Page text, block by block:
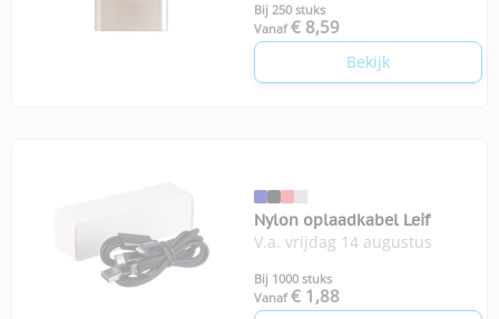
Bij 250 stuks
Vanaf € 8,59
Bekijk
Nylon oplaadkabel Leif
V.a. vrijdag 14 augustus
Bij 1000 stuks
Vanaf € 1,88